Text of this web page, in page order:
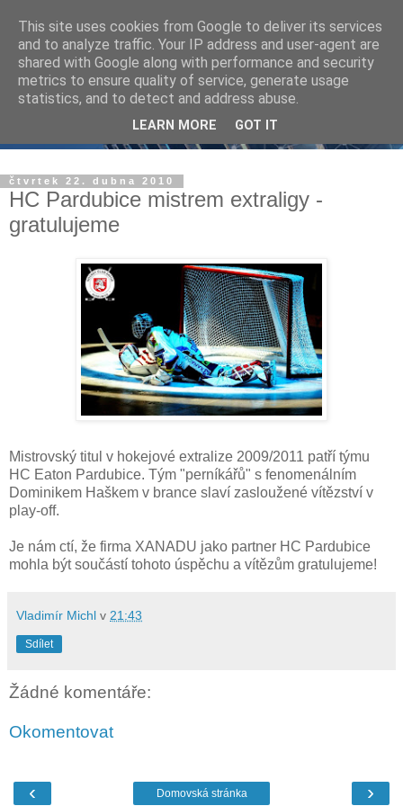
čtvrtek 22. dubna 2010
HC Pardubice mistrem extraligy -
gratulujeme
Mistrovský titul v hokejové extralize 2009/2011 patří týmu
HC Eaton Pardubice. Tým "perníkářů" s fenomenálním
Dominikem Haškem v brance slaví zasloužené vítězství v
play-off.
Je nám ctí, že firma XANADU jako partner HC Pardubice
mohla být součástí tohoto úspěchu a vítězům gratulujeme!
Vladimír Michl v 21:43
Sdílet
Žádné komentáře:
Okomentovat
‹ ›
Domovská stránka
This site uses cookies from Google to deliver its services
and to analyze traffic. Your IP address and user-agent are
shared with Google along with performance and security
metrics to ensure quality of service, generate usage
statistics, and to detect and address abuse.
LEARN MORE GOT IT